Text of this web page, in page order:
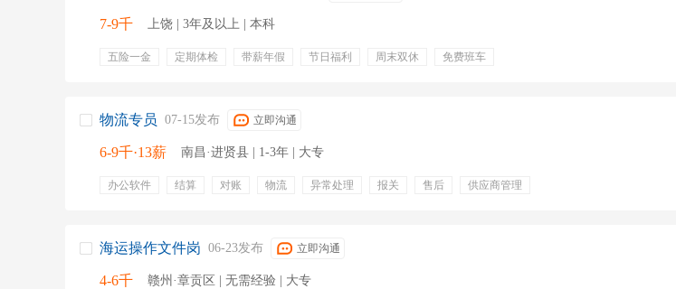
7-9千 上饶 | 3年及以上 | 本科
五险一金 定期体检 带薪年假 节日福利 周末双休
免费班车
物流专员 07-15发布 立即沟通
6-9千·13薪 南昌·进贤县 | 1-3年 | 大专
办公软件 结算 对账 物流 异常处理 报关 售后
供应商管理
海运操作文件岗 06-23发布 立即沟通
4-6千 赣州·章贡区 | 无需经验 | 大专